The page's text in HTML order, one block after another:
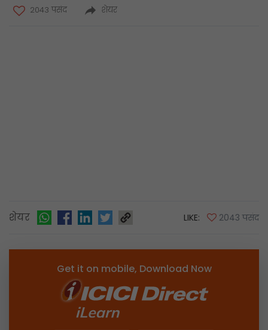
2043 पसंद
शेयर
शेयर LIKE: 2043 पसंद
Get it on mobile, Download Now